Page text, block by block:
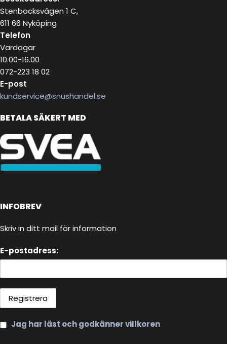
Stenbocksvägen 1 C,
611 66 Nyköping
Telefon
Vardagar
10.00-16.00
072-223 18 02
E-post
kundservice@snushandel.se
BETALA SÄKERT MED
INFOBREV
Skriv in ditt mail för information
E-postadress:
Jag har läst och godkänner villkoren